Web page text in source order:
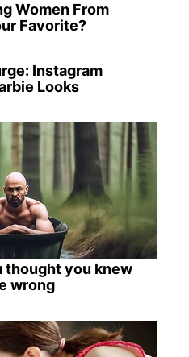
Women From
Favorite?
Instagram
Looks
you knew
wrong